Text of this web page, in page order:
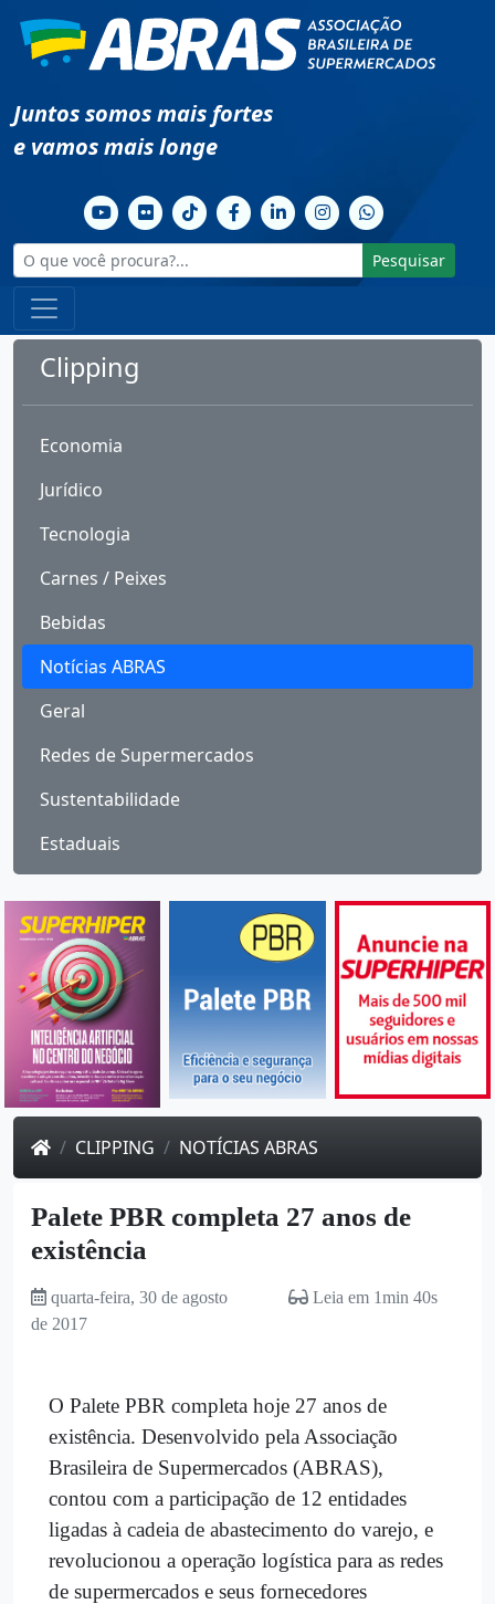
Juntos somos mais fortes
e vamos mais longe
Pesquisar
Clipping
Economia
Jurídico
Tecnologia
Carnes / Peixes
Bebidas
Notícias ABRAS
Geral
Redes de Supermercados
Sustentabilidade
Estaduais
CLIPPING NOTÍCIAS ABRAS
Palete PBR completa 27 anos de
existência
quarta-feira, 30 de agosto
de 2017
Leia em 1min 40s
O Palete PBR completa hoje 27 anos de
existência. Desenvolvido pela Associação
Brasileira de Supermercados (ABRAS),
contou com a participação de 12 entidades
ligadas à cadeia de abastecimento do varejo, e
revolucionou a operação logística para as redes
de supermercados e seus fornecedores